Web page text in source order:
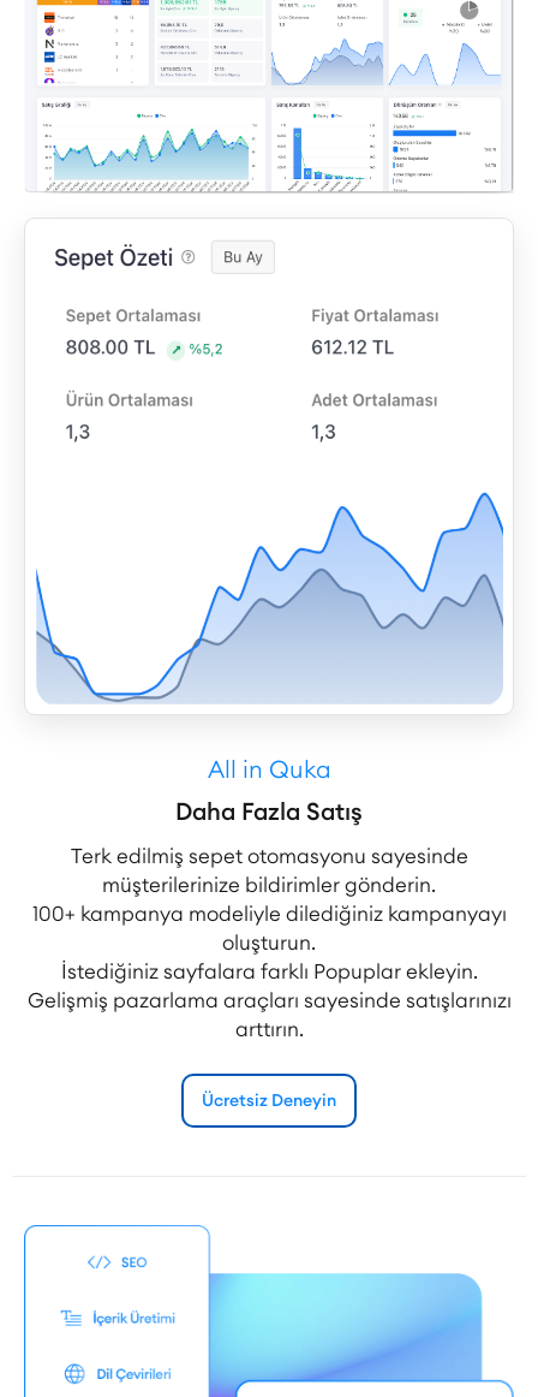
All in Quka
Daha Fazla Satış
Terk edilmiş sepet otomasyonu sayesinde
müşterilerinize bildirimler gönderin.
100+ kampanya modeliyle dilediğiniz kampanyayı
oluşturun.
İstediğiniz sayfalara farklı Popuplar ekleyin.
Gelişmiş pazarlama araçları sayesinde satışlarınızı
arttırın.
Ücretsiz Deneyin